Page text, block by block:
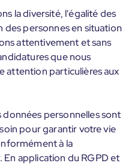
la diversité, l'égalité des
des personnes en situation
attentivement et sans
que nous
attention particulières aux
données personnelles sont
pour garantir votre vie
à la
application du RGPD et